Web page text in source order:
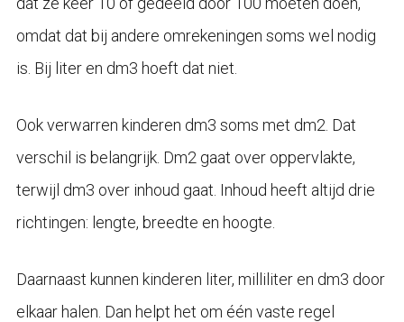
omdat dat bij andere omrekeningen soms wel nodig
is. Bij liter en dm3 hoeft dat niet.
Ook verwarren kinderen dm3 soms met dm2. Dat
verschil is belangrijk. Dm2 gaat over oppervlakte,
terwijl dm3 over inhoud gaat. Inhoud heeft altijd drie
richtingen: lengte, breedte en hoogte.
Daarnaast kunnen kinderen liter, milliliter en dm3 door
elkaar halen. Dan helpt het om één vaste regel